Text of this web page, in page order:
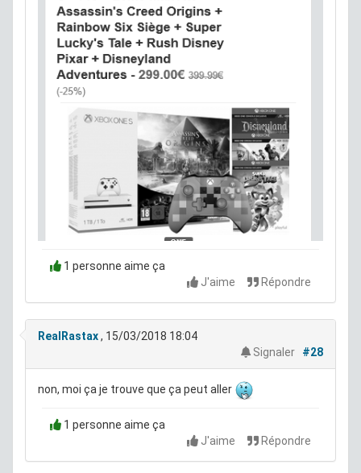
1 personne aime ça
J'aime
Répondre
RealRastax, 15/03/2018 18:04
Signaler
#28
non, moi ça je trouve que ça peut aller
1 personne aime ça
J'aime
Répondre